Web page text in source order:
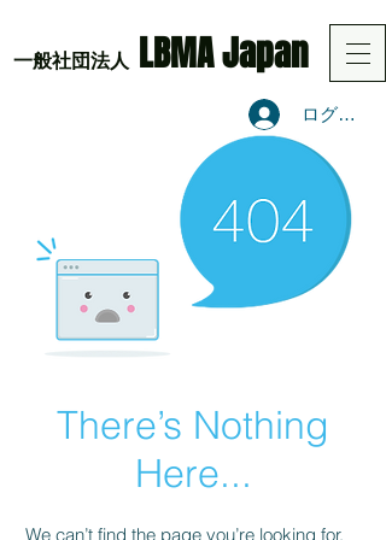
​一般社団法人 LBMA Japan
ログイン
There’s Nothing
Here...
We can’t find the page you’re looking for.